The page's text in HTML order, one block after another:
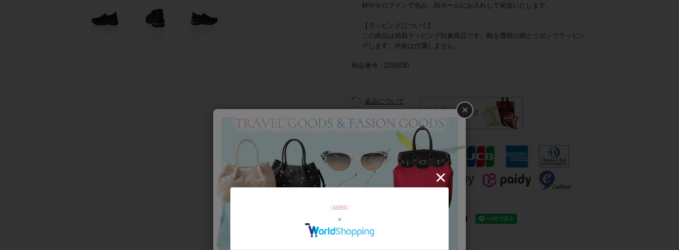
材やセロファンで包み、段ボールにお入れして発送いたします。
【ラッピングについて】
この商品は簡易ラッピング対象商品です。靴を透明の袋とリボンでラッピン
グします。外箱は付属しません。
商品番号 2256030
返品について
×